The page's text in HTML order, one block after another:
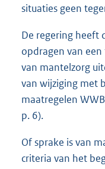
situaties geen
De regering heeft
opdragen van
van mantelzorg
van wijziging met
maatregelen
p. 6).
Of sprake is van
criteria van het